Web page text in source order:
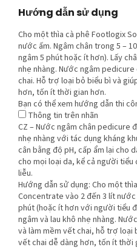
Hướng dẫn sử dụng
Cho một thìa cà phê Footlogix
nước ấm. Ngâm chân trong 5 –
ngâm 5 phút hoặc ít hơn). Lấy
nhẹ nhàng. Nước ngâm
chai. Hỗ trợ loại bỏ biểu bì và
hơn, tốn ít thời gian hơn.
Bạn có thể xem hướng dẫn thi
Thông tin trên nhãn
CZ – Nước ngâm chân pedicure
nhẹ nhàng với tác dụng kháng
cân bằng độ pH, cấp ẩm lại cho
cho mọi loại da, kể cả người
liễu.
Hướng dẫn sử dụng: Cho một
Concentrate vào 2 đến 3 lít
phút (hoặc ít hơn với người tiểu
ngâm và lau khô nhẹ nhàng.
và làm mềm vết chai, hỗ trợ loại
vết chai dễ dàng hơn, tốn ít thời